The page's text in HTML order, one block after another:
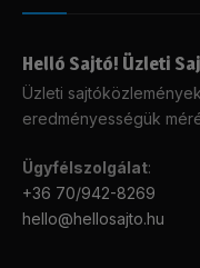
Helló Sajtó! Üzleti
Üzleti
eredményességük
Ügyfélszolgálat:
+36 70/942-8269
hello@hellosajto.hu